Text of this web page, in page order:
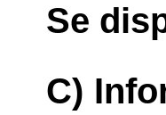
Se
C)